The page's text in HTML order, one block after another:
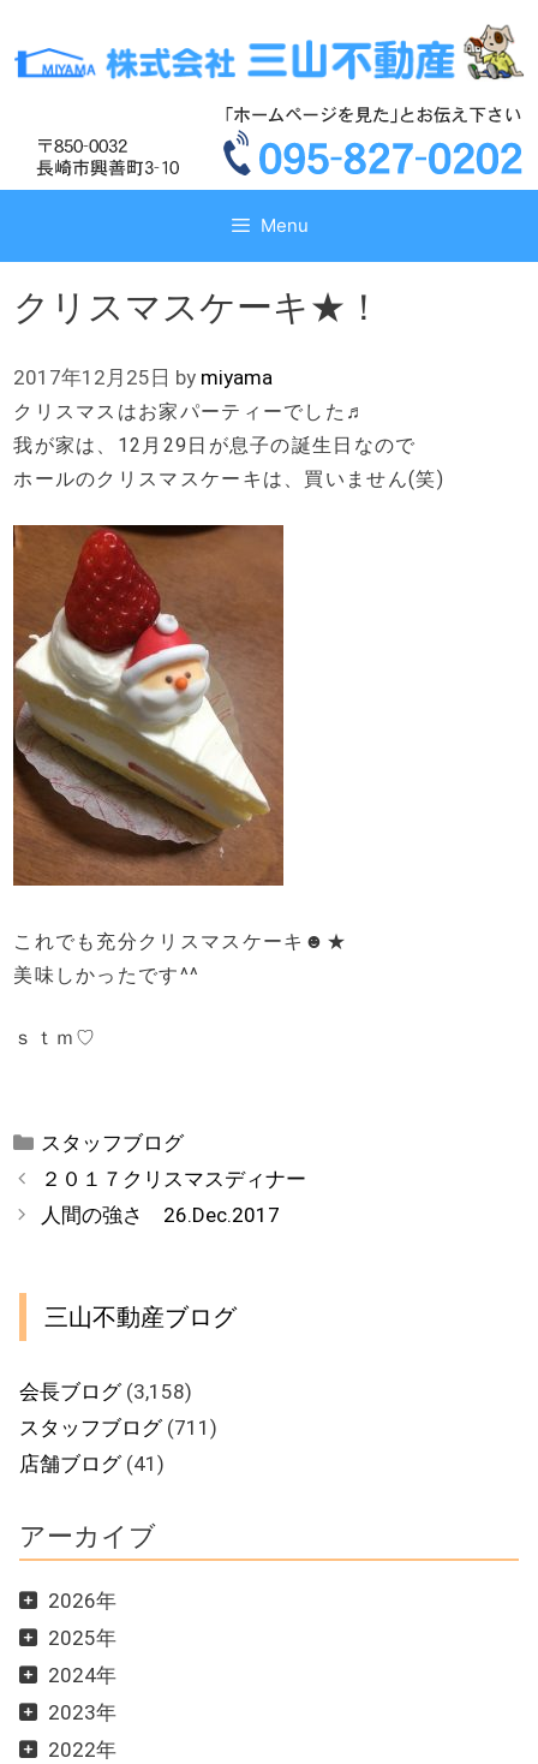
テ
ス
テ
ス
Menu
クリスマスケーキ★！
2017年12月25日 by miyama
クリスマスはお家パーティーでした♬
我が家は、12月29日が息子の誕生日なので
ホールのクリスマスケーキは、買いません(笑)
これでも充分クリスマスケーキ☻★
美味しかったです^^
ｓｔｍ♡
カ
テ
リ
スタッフブログ
２０１７クリスマスディナー
人間の強さ 26.Dec.2017
三山不動産ブログ
会長ブログ(3,158)
スタッフブログ(711)
店舗ブログ(41)
アーカイブ
2026年
2025年
2024年
2023年
2022年